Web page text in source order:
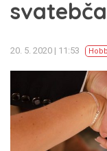
20. 5. 2020 | 11:53